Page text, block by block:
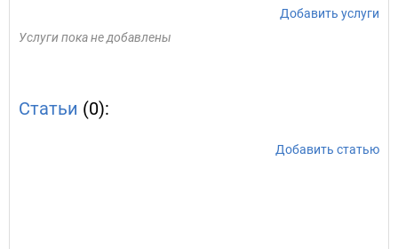
Добавить услуги
Услуги пока не добавлены
Статьи (0):
Добавить статью